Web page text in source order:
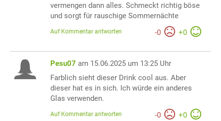
vermengen dann alles. Schmeckt richtig böse
und sorgt für rauschige Sommernächte
-0 +0
Auf Kommentar antworten
Pesu07 am 15.06.2025 um 13:25 Uhr
Farblich sieht dieser Drink cool aus. Aber
dieser hat es in sich. Ich würde ein anderes
Glas verwenden.
-0 +0
Auf Kommentar antworten